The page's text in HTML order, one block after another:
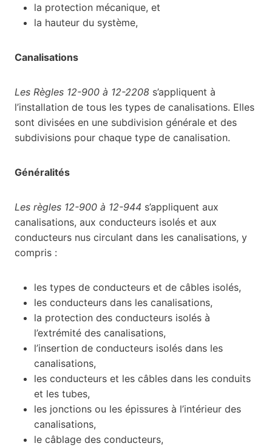
la protection mécanique, et
la hauteur du système,
Canalisations
Les Règles 12-900 à 12-2208 s’appliquent à
l’installation de tous les types de canalisations. Elles
sont divisées en une subdivision générale et des
subdivisions pour chaque type de canalisation.
Généralités
Les règles 12-900 à 12-944 s’appliquent aux
canalisations, aux conducteurs isolés et aux
conducteurs nus circulant dans les canalisations, y
compris :
les types de conducteurs et de câbles isolés,
les conducteurs dans les canalisations,
la protection des conducteurs isolés à
l’extrémité des canalisations,
l’insertion de conducteurs isolés dans les
canalisations,
les conducteurs et les câbles dans les conduits
et les tubes,
les jonctions ou les épissures à l’intérieur des
canalisations,
le câblage des conducteurs,